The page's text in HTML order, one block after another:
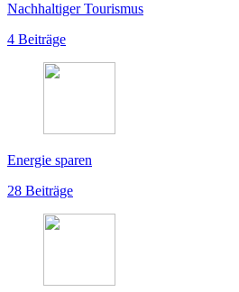
Nachhaltiger Tourismus
4 Beiträge
Energie sparen
28 Beiträge